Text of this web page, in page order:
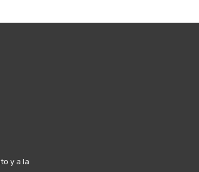
y a la